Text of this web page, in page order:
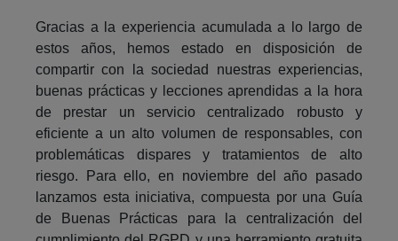
Gracias a la experiencia acumulada a lo largo de
estos años, hemos estado en disposición de
compartir con la sociedad nuestras experiencias,
buenas prácticas y lecciones aprendidas a la hora
de prestar un servicio centralizado robusto y
eficiente a un alto volumen de responsables, con
problemáticas dispares y tratamientos de alto
riesgo. Para ello, en noviembre del año pasado
lanzamos esta iniciativa, compuesta por una Guía
de Buenas Prácticas para la centralización del